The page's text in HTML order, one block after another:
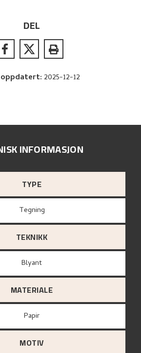
DEL
: 2025-12-12
INFORMASJON
TYPE
Tegning
TEKNIKK
Blyant
MATERIALE
papir
MOTIV